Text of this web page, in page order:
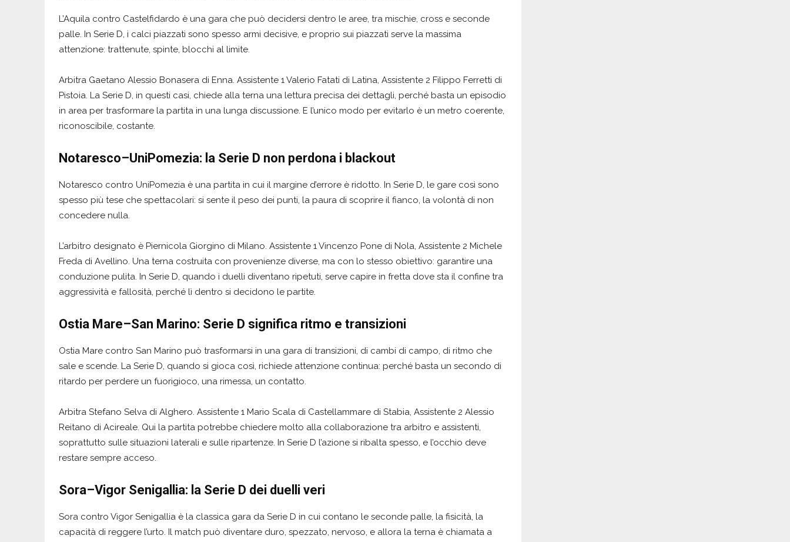
L’Aquila contro Castelfidardo è una gara che può decidersi dentro le aree, tra mischie, cross e seconde
palle. In Serie D, i calci piazzati sono spesso armi decisive, e proprio sui piazzati serve la massima
attenzione: trattenute, spinte, blocchi al limite.
Arbitra Gaetano Alessio Bonasera di Enna. Assistente 1 Valerio Fatati di Latina, Assistente 2 Filippo Ferretti di
Pistoia. La Serie D, in questi casi, chiede alla terna una lettura precisa dei dettagli, perché basta un episodio
in area per trasformare la partita in una lunga discussione. E l’unico modo per evitarlo è un metro coerente,
riconoscibile, costante.
Notaresco–UniPomezia: la Serie D non perdona i blackout
Notaresco contro UniPomezia è una partita in cui il margine d’errore è ridotto. In Serie D, le gare così sono
spesso più tese che spettacolari: si sente il peso dei punti, la paura di scoprire il fianco, la volontà di non
concedere nulla.
L’arbitro designato è Piernicola Giorgino di Milano. Assistente 1 Vincenzo Pone di Nola, Assistente 2 Michele
Freda di Avellino. Una terna costruita con provenienze diverse, ma con lo stesso obiettivo: garantire una
conduzione pulita. In Serie D, quando i duelli diventano ripetuti, serve capire in fretta dove sta il confine tra
aggressività e fallosità, perché lì dentro si decidono le partite.
Ostia Mare–San Marino: Serie D significa ritmo e transizioni
Ostia Mare contro San Marino può trasformarsi in una gara di transizioni, di cambi di campo, di ritmo che
sale e scende. La Serie D, quando si gioca così, richiede attenzione continua: perché basta un secondo di
ritardo per perdere un fuorigioco, una rimessa, un contatto.
Arbitra Stefano Selva di Alghero. Assistente 1 Mario Scala di Castellammare di Stabia, Assistente 2 Alessio
Reitano di Acireale. Qui la partita potrebbe chiedere molto alla collaborazione tra arbitro e assistenti,
soprattutto sulle situazioni laterali e sulle ripartenze. In Serie D l’azione si ribalta spesso, e l’occhio deve
restare sempre acceso.
Sora–Vigor Senigallia: la Serie D dei duelli veri
Sora contro Vigor Senigallia è la classica gara da Serie D in cui contano le seconde palle, la fisicità, la
capacità di reggere l’urto. Il match può diventare duro, spezzato, nervoso, e allora la terna è chiamata a